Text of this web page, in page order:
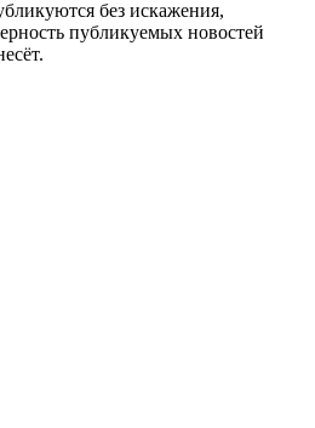
без искажения,
публикуемых новостей